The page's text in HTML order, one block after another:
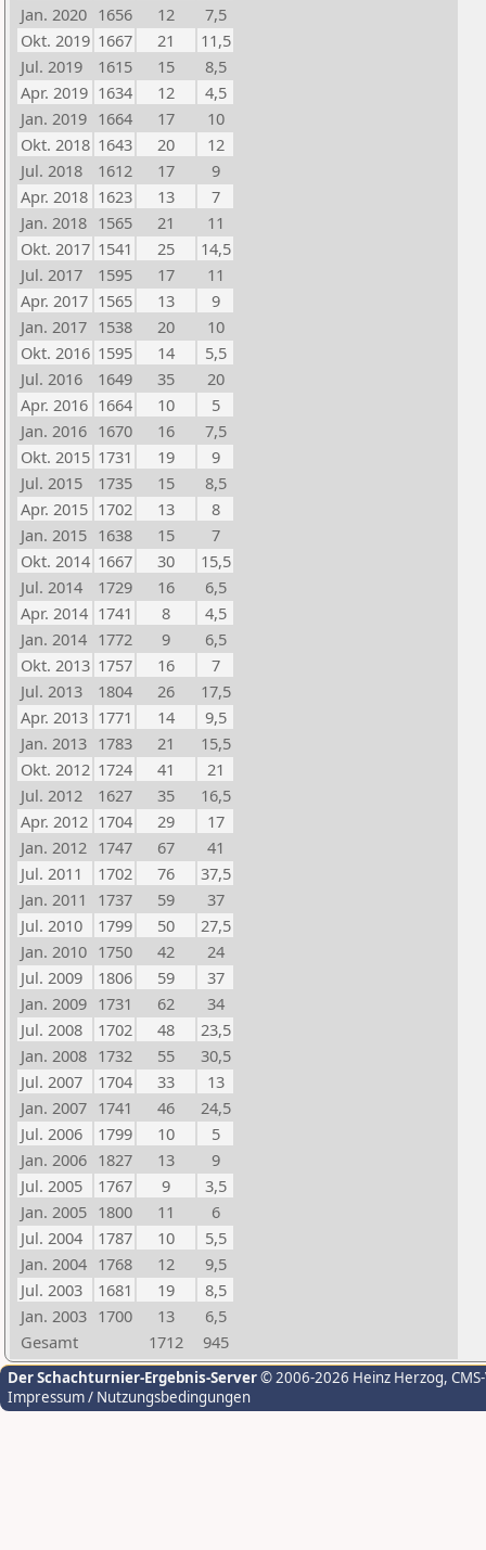
Jan. 2020 1656 12
7,5
Okt. 2019 1667 21
11,5
Jul. 2019
1615 15
8,5
Apr. 2019 1634 12
4,5
Jan. 2019 1664 17
10
Okt. 2018 1643 20
12
Jul. 2018
1612 17
9
Apr. 2018 1623 13
7
Jan. 2018 1565 21
11
Okt. 2017 1541 25
14,5
Jul. 2017
1595 17
11
Apr. 2017 1565 13
9
Jan. 2017 1538 20
10
Okt. 2016 1595 14
5,5
Jul. 2016
1649 35
20
Apr. 2016 1664 10
5
Jan. 2016 1670 16
7,5
Okt. 2015 1731 19
9
Jul. 2015
1735 15
8,5
Apr. 2015 1702 13
8
Jan. 2015 1638 15
7
Okt. 2014 1667 30
15,5
Jul. 2014
1729 16
6,5
Apr. 2014 1741 8
4,5
Jan. 2014 1772 9
6,5
Okt. 2013 1757 16
7
Jul. 2013
1804 26
17,5
Apr. 2013 1771 14
9,5
Jan. 2013 1783 21
15,5
Okt. 2012 1724 41
21
Jul. 2012
1627 35
16,5
Apr. 2012 1704 29
17
Jan. 2012 1747 67
41
Jul. 2011
1702 76
37,5
Jan. 2011
1737 59
37
Jul. 2010
1799 50
27,5
Jan. 2010 1750 42
24
Jul. 2009
1806 59
37
Jan. 2009 1731 62
34
Jul. 2008
1702 48
23,5
Jan. 2008 1732 55
30,5
Jul. 2007
1704 33
13
Jan. 2007 1741 46
24,5
Jul. 2006
1799 10
5
Jan. 2006 1827 13
9
Jul. 2005
1767 9
3,5
Jan. 2005 1800 11
6
Jul. 2004
1787 10
5,5
Jan. 2004 1768 12
9,5
Jul. 2003
1681 19
8,5
Jan. 2003 1700 13
6,5
Gesamt
1712 945
Der Schachturnier-Ergebnis-Server© 2006-2026 Heinz Herzog,
Impressum / Nutzungsbedingungen